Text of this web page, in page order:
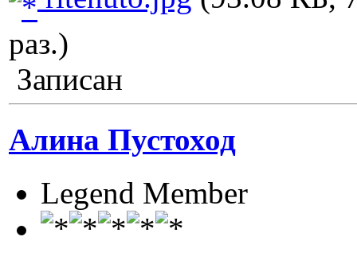
раз.)
Записан
Алина Пустоход
Legend Member